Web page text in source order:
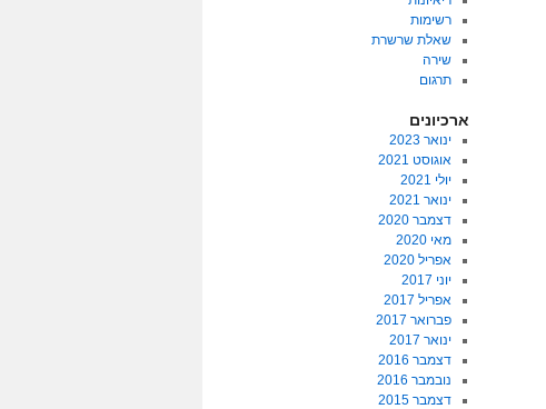
רשימות
שאלת שרשרת
שירה
תרגום
ארכיונים
ינואר 2023
אוגוסט 2021
יולי 2021
ינואר 2021
דצמבר 2020
מאי 2020
אפריל 2020
יוני 2017
אפריל 2017
פברואר 2017
ינואר 2017
דצמבר 2016
נובמבר 2016
דצמבר 2015